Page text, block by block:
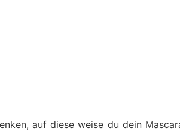
auf diese weise du dein